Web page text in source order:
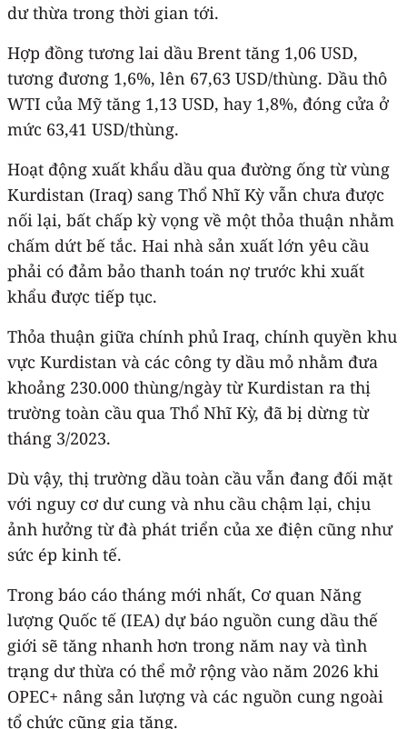
dư thừa trong thời gian tới.
Hợp đồng tương lai dầu Brent tăng 1,06 USD,
tương đương 1,6%, lên 67,63 USD/thùng. Dầu thô
WTI của Mỹ tăng 1,13 USD, hay 1,8%, đóng cửa ở
mức 63,41 USD/thùng.
Hoạt động xuất khẩu dầu qua đường ống từ vùng
Kurdistan (Iraq) sang Thổ Nhĩ Kỳ vẫn chưa được
nối lại, bất chấp kỳ vọng về một thỏa thuận nhằm
chấm dứt bế tắc. Hai nhà sản xuất lớn yêu cầu
phải có đảm bảo thanh toán nợ trước khi xuất
khẩu được tiếp tục.
Thỏa thuận giữa chính phủ Iraq, chính quyền khu
vực Kurdistan và các công ty dầu mỏ nhằm đưa
khoảng 230.000 thùng/ngày từ Kurdistan ra thị
trường toàn cầu qua Thổ Nhĩ Kỳ, đã bị dừng từ
tháng 3/2023.
Dù vậy, thị trường dầu toàn cầu vẫn đang đối mặt
với nguy cơ dư cung và nhu cầu chậm lại, chịu
ảnh hưởng từ đà phát triển của xe điện cũng như
sức ép kinh tế.
Trong báo cáo tháng mới nhất, Cơ quan Năng
lượng Quốc tế (IEA) dự báo nguồn cung dầu thế
giới sẽ tăng nhanh hơn trong năm nay và tình
trạng dư thừa có thể mở rộng vào năm 2026 khi
OPEC+ nâng sản lượng và các nguồn cung ngoài
tổ chức cũng gia tăng.